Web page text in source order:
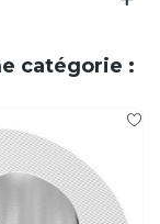
catégorie :